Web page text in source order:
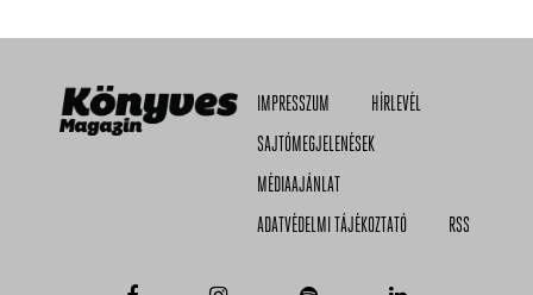
IMPRESSZUM
HÍRLEVÉL
SAJTÓMEGJELENÉSEK
MÉDIAAJÁNLAT
ADATVÉDELMI TÁJÉKOZTATÓ
RSS